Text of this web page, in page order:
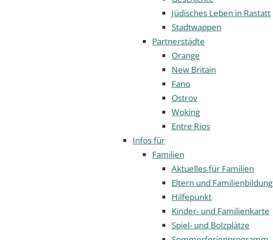
Jüdisches Leben in Rastatt
Stadtwappen
Partnerstädte
Orange
New Britain
Fano
Ostrov
Woking
Entre Rios
Infos für
Familien
Aktuelles für Familien
Eltern und Familienbildung
Hilfepunkt
Kinder- und Familienkarte
Spiel- und Bolzplätze